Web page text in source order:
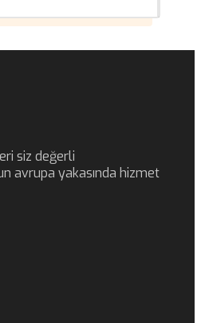
siz değerli
avrupa yakasında hizmet